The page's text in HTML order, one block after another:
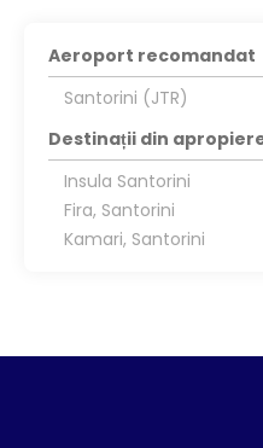
Aeroport recomandat
Santorini (JTR)
Destinații din
Insula Santorini
Fira, Santorini
Kamari, Santorini